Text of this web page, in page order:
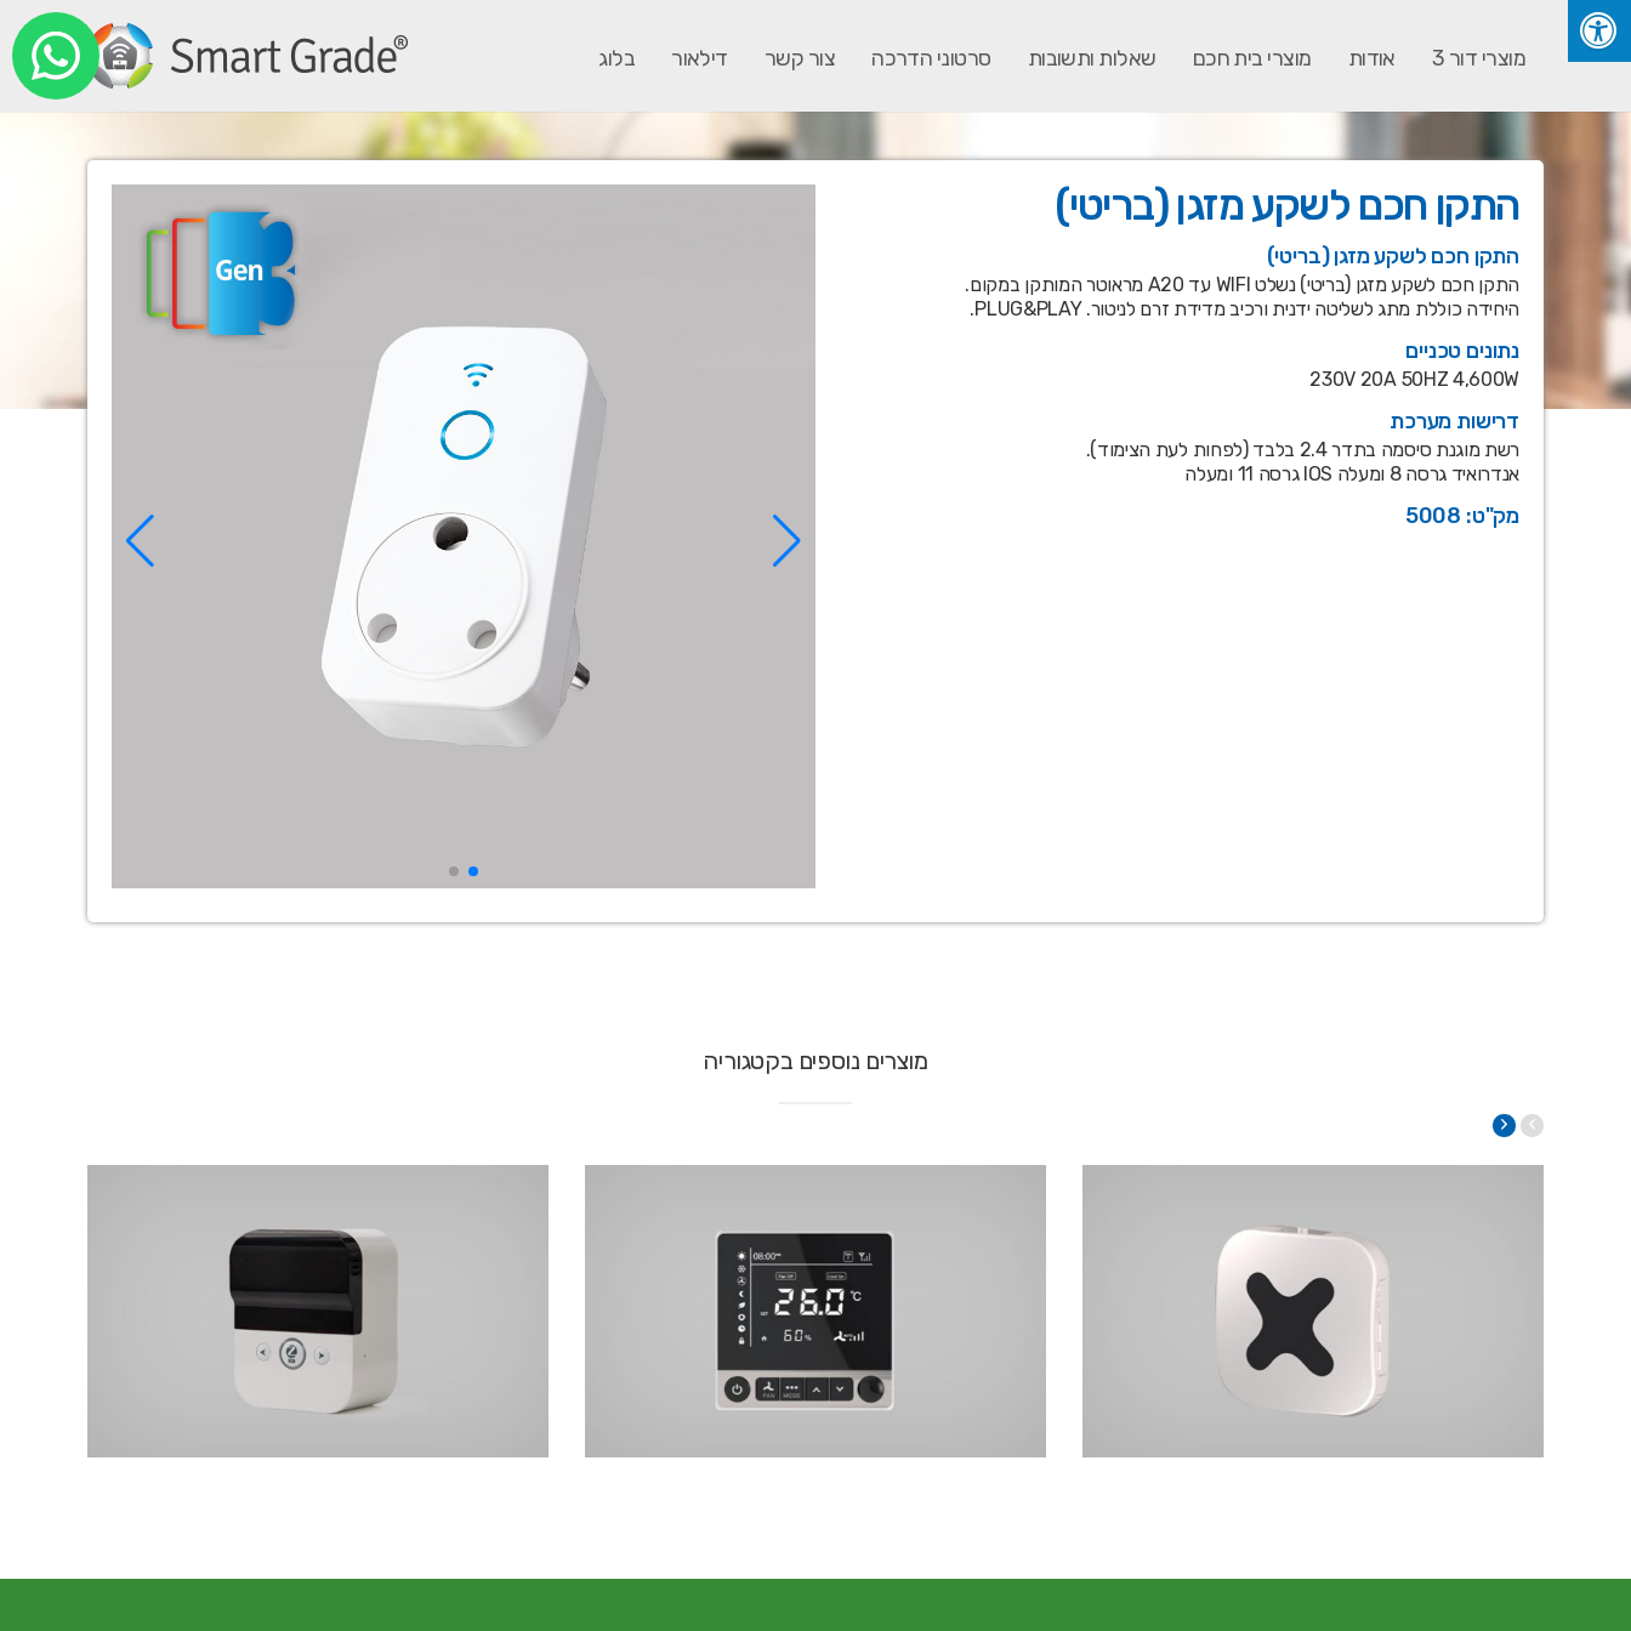
בלוג דילאור צור קשר סרטוני הדרכה שאלות ותשובות מוצרי בית חכם אודות מוצרי דור 3
התקן חכם לשקע מזגן (בריטי)
התקן חכם לשקע מזגן (בריטי)
התקן חכם לשקע מזגן (בריטי) נשלט WIFI עד A20 מראוטר המותקן במקום.
היחידה כוללת מתג לשליטה ידנית ורכיב מדידת זרם לניטור. PLUG&PLAY.
נתונים טכניים
230V 20A 50HZ 4,600W
דרישות מערכת
רשת מוגנת סיסמה בתדר 2.4 בלבד (לפחות לעת הצימוד).
אנדרואיד גרסה 8 ומעלה IOS גרסה 11 ומעלה
מק"ט: 5008
מוצרים נוספים בקטגוריה